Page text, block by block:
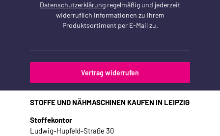
Datenschutzerklärung regelmäßig und jederzeit
widerruflich Informationen zu Ihrem
Produktsortiment per E-Mail zu.
Vertrag widerrufen
STOFFE UND NÄHMASCHINEN KAUFEN IN LEIPZIG
Stoffekontor
Ludwig-Hupfeld-Straße 30